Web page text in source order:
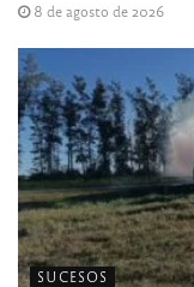
8 de agosto de 2026
SUCESOS